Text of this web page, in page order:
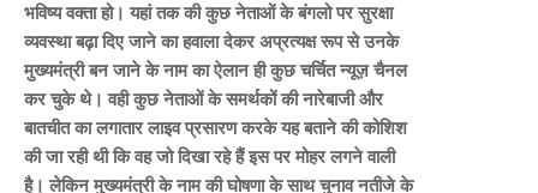
भविष्य वक्ता हो। यहां तक की कुछ नेताओं के बंगलो पर सुरक्षा
व्यवस्था बढ़ा दिए जाने का हवाला देकर अप्रत्यक्ष रूप से उनके
मुख्यमंत्री बन जाने के नाम का ऐलान ही कुछ चर्चित न्यूज़ चैनल
कर चुके थे। वही कुछ नेताओं के समर्थकों की नारेबाजी और
बातचीत का लगातार लाइव प्रसारण करके यह बताने की कोशिश
की जा रही थी कि वह जो दिखा रहे हैं इस पर मोहर लगने वाली
है। लेकिन मुख्यमंत्री के नाम की घोषणा के साथ चुनाव नतीजे के